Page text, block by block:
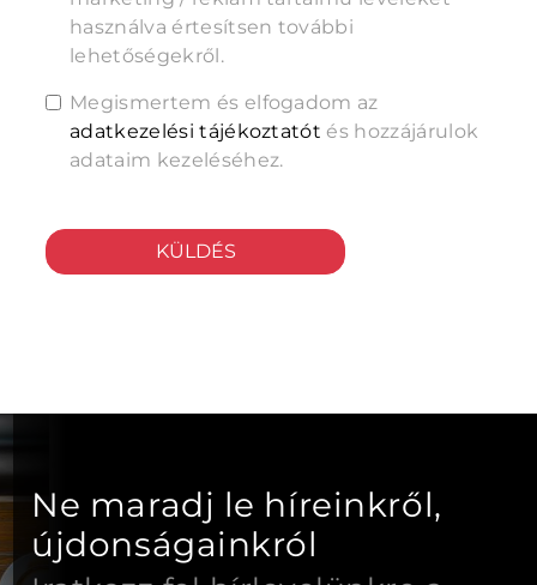
használva értesítsen további
lehetőségekről.
Megismertem és elfogadom az
adatkezelési tájékoztatót és hozzájárulok
adataim kezeléséhez.
KÜLDÉS
Ne maradj le híreinkről,
újdonságainkról